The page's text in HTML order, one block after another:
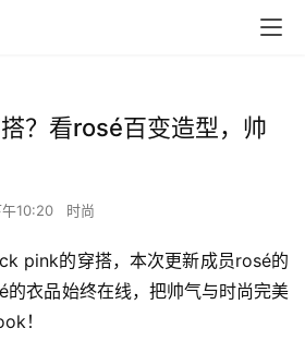
？看rosé百变造型，帅
10:20 时尚
pink的穿搭，本次更新成员rosé的
的衣品始终在线，把帅气与时尚完美
！